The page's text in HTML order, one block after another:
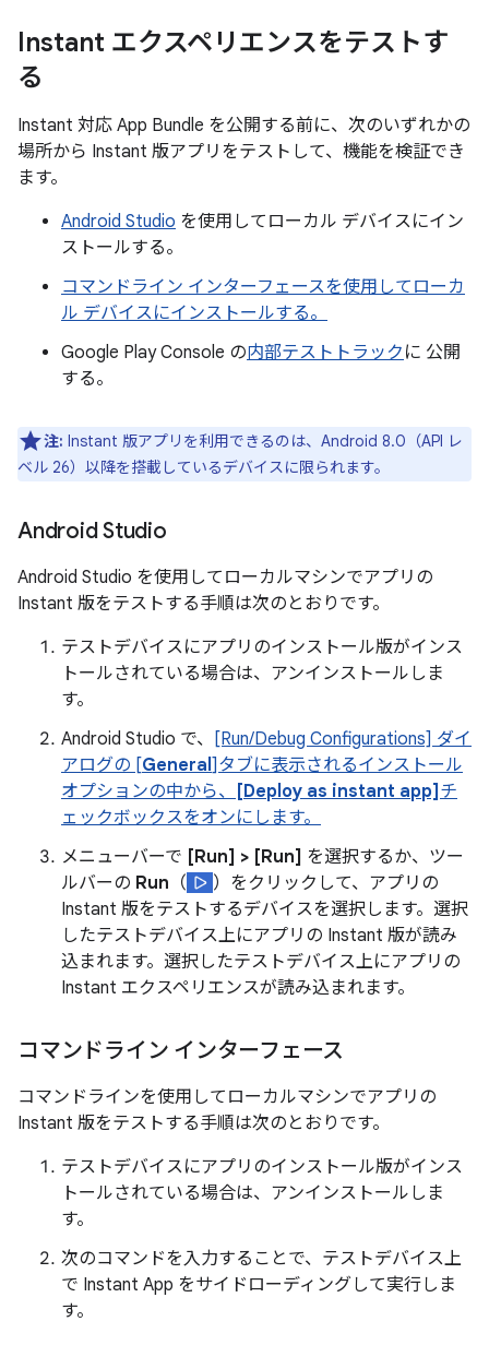
Instant エクスペリエンスをテストす
る
Instant 対応 App Bundle を公開する前に、次のいずれかの
場所から Instant 版アプリをテストして、機能を検証でき
ます。
Android Studio を使用してローカル デバイスにイン
ストールする。
コマンドライン インターフェースを使用してローカ
ル デバイスにインストールする。
Google Play Console の内部テストトラック に 公開
する。
注: Instant 版アプリを利用できるのは、Android 8.0（API レ
ベル 26）以降を搭載しているデバイスに限られます。
Android Studio
Android Studio を使用してローカルマシンでアプリの
Instant 版をテストする手順は次のとおりです。
テストデバイスにアプリのインストール版がインス
トールされている場合は、アンインストールしま
す。
Android Studio で、
[Run/Debug Configurations] ダイ
アログの [General]タブに表示されるインストール
オプションの中から、
[Deploy as instant app] チ
ェックボックスをオンにします。
メニューバーで [Run] > [Run] を選択するか、ツー
ルバーの Run （
）をクリックして、アプリの
Instant 版をテストするデバイスを選択します。選択
したテストデバイス上にアプリの Instant 版が読み
込まれます。選択したテストデバイス上にアプリの
Instant エクスペリエンスが読み込まれます。
コマンドライン インターフェース
コマンドラインを使用してローカルマシンでアプリの
Instant 版をテストする手順は次のとおりです。
テストデバイスにアプリのインストール版がインス
トールされている場合は、アンインストールしま
す。
次のコマンドを入力することで、テストデバイス上
で Instant App をサイドローディングして実行しま
す。